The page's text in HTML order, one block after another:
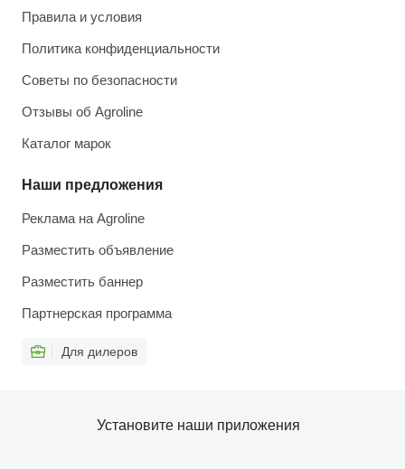
Правила и условия
Политика конфиденциальности
Советы по безопасности
Отзывы об Agroline
Каталог марок
Наши предложения
Реклама на Agroline
Разместить объявление
Разместить баннер
Партнерская программа
Для дилеров
Установите наши приложения